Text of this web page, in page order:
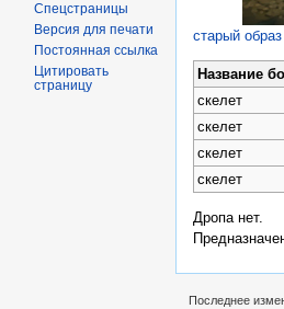
старый образ
Название
скелет
скелет
скелет
скелет
Дропа нет.
Спецстраницы
Версия для печати
Постоянная ссылка
Цитировать
страницу
Последнее